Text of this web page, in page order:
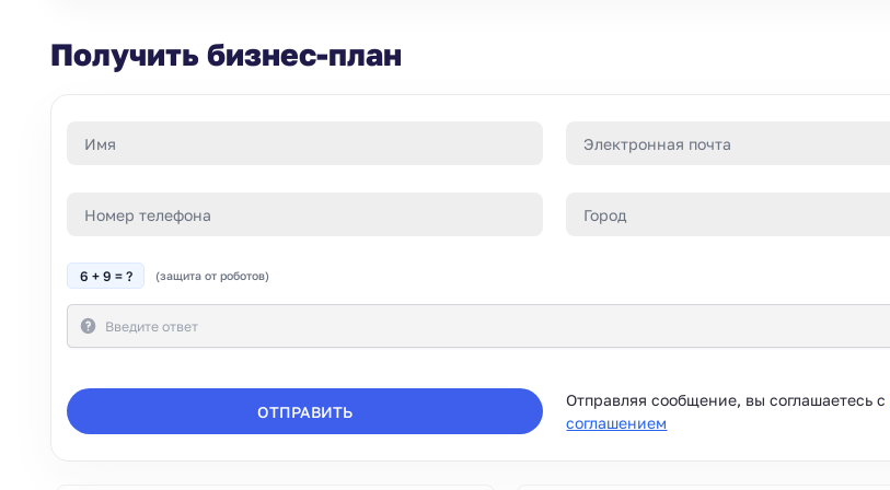
Получить бизнес-план
6 + 9 = ? (защита от роботов)
ОТПРАВИТЬ
Отправляя сообщение, вы соглашаетесь с
соглашением